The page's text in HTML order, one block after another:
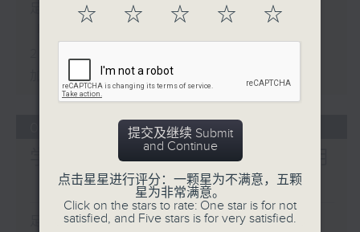
足本 Full (HKT 17:00 - 18:00)
加强规管放债人首阶段措施8月起生效
04/08/2026
学界探讨以联校协作模式运用
「智启学教」拨款
足本 Full (HKT 17:00 - 18:00)
☆ ☆ ☆ ☆ ☆
提交及继续 Submit
and Continue
点击星星进行评分：一颗星为不满意，五颗
星为非常满意。
Click on the stars to rate: One star is for not
satisfied, and Five stars is for very satisfied.